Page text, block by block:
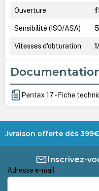
Ouverture
Sensibilité (ISO/ASA)
Vitesses d'obturation
Pentax 17 - Fiche
Livraison offerte dès
Inscrivez-
Adresse e-mail *